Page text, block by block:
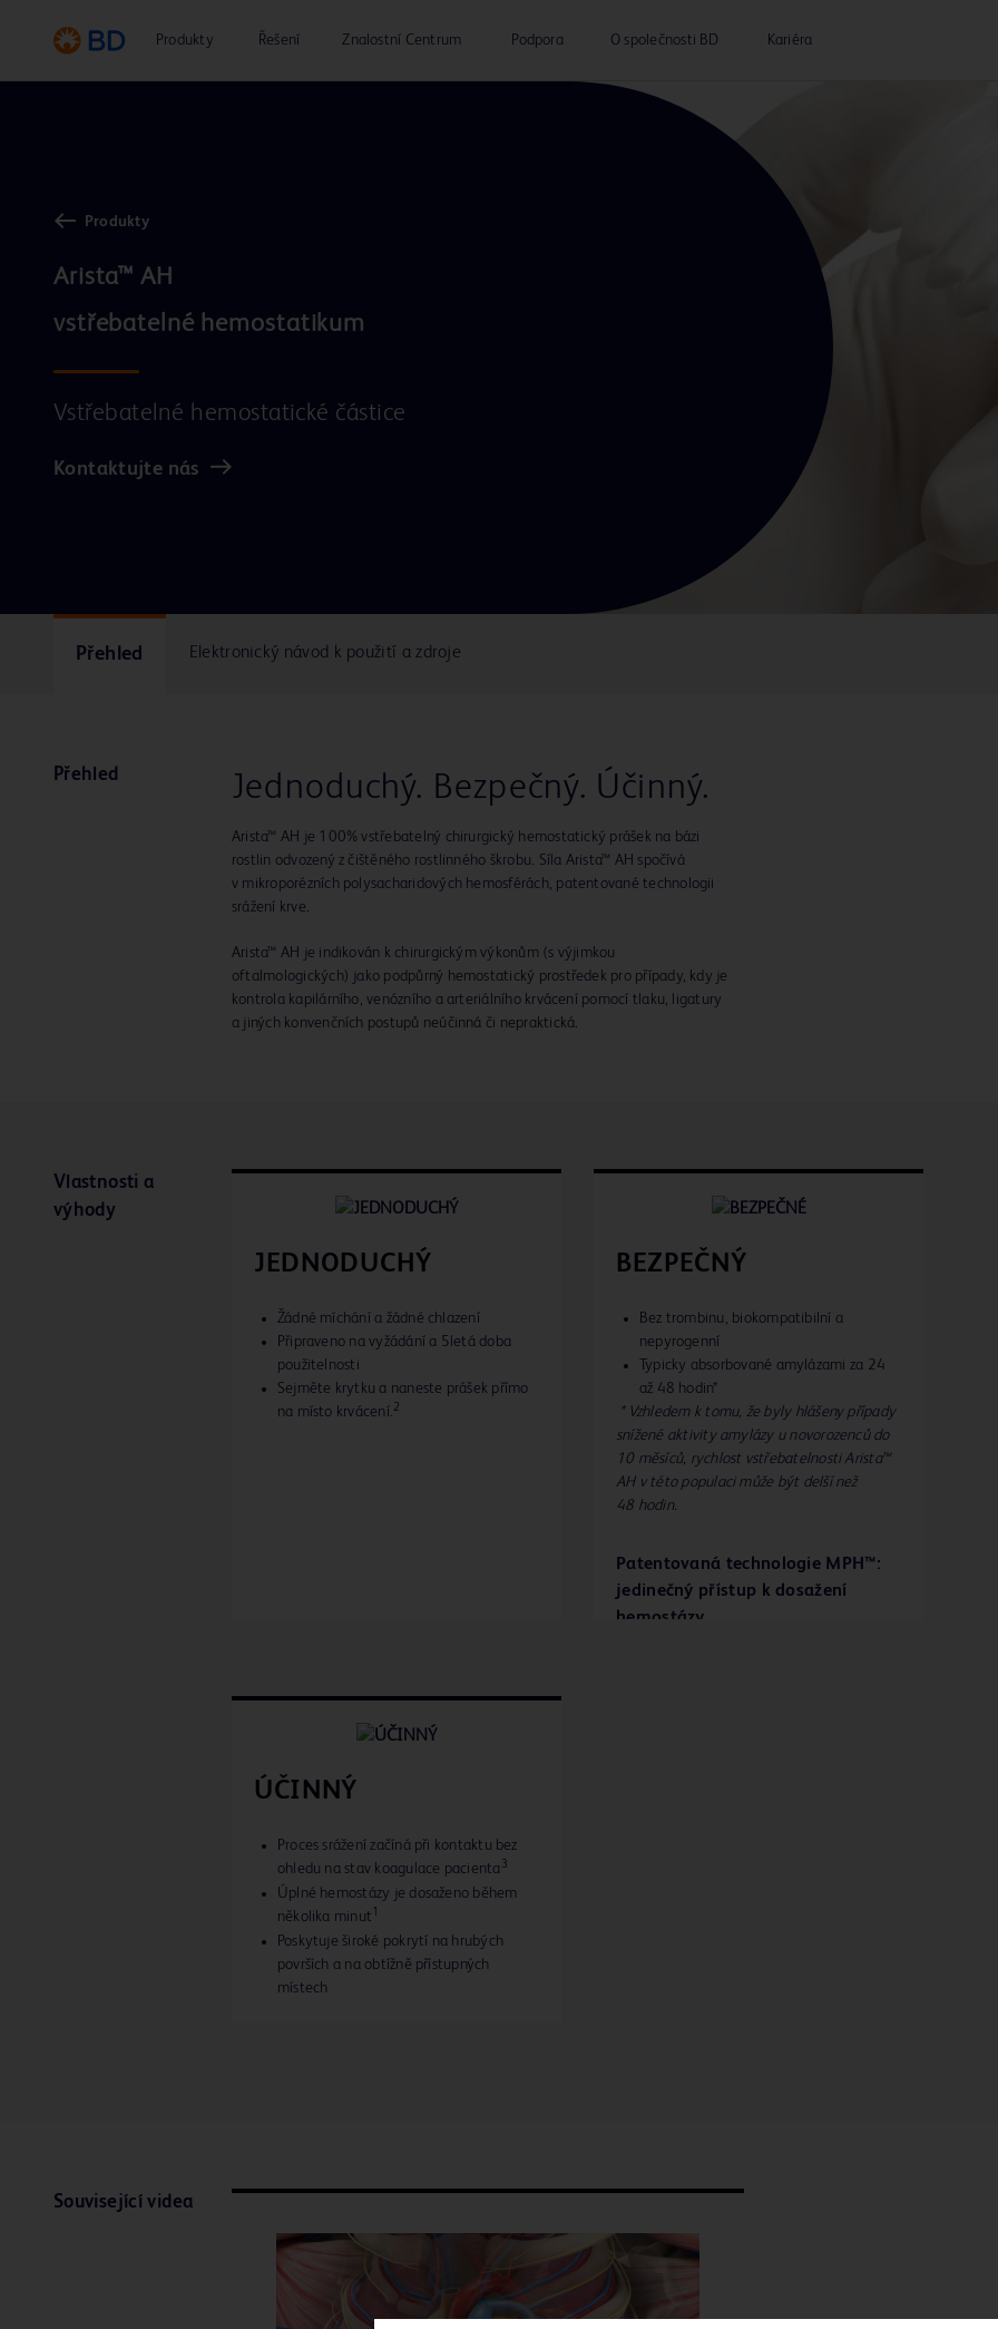
Produkty Řešení Znalostní Centrum Podpora O společnosti BD Kariéra
Produkty
Arista™ AH
Vstřebatelné hemostatické částice
Kontaktujte nás
Přehled Elektronický návod k použití a zdroje
Přehled Jednoduchý. Bezpečný. Účinný.
Arista™ AH je 100% vstřebatelný chirurgický hemostatický prášek na bázi
rostlin odvozený z čištěného rostlinného škrobu. Síla Arista™ AH spočívá
v mikroporézních polysacharidových hemosférách, patentované technologii
srážení krve.
Arista™ AH je indikován k chirurgickým výkonům (s výjimkou
oftalmologických) jako podpůrný hemostatický prostředek pro případy, kdy je
kontrola kapilárního, venózního a arteriálního krvácení pomocí tlaku, ligatury
a jiných konvenčních postupů neúčinná či nepraktická.
Vlastnosti a
výhody
JEDNODUCHÝ
Žádné míchání a žádné chlazení
Připraveno na vyžádání a 5letá doba
použitelnosti
Sejměte krytku a naneste prášek přímo
na místo krvácení. 2
BEZPEČNÝ
Bez trombinu, biokompatibilní a
nepyrogenní
Typicky absorbované amylázami za 24
až 48 hodin*
* Vzhledem k tomu, že byly hlášeny případy
snížené aktivity amylázy u novorozenců do
10 měsíců, rychlost vstřebatelnosti Arista™
AH v této populaci může být delší než
48 hodin.
Patentovaná technologie MPH™:
jedinečný přístup k dosažení
hemostázy
ÚČINNÝ
Proces srážení začíná při kontaktu bez
ohledu na stav koagulace pacienta 3
Úplné hemostázy je dosaženo během
několika minut 1
Poskytuje široké pokrytí na hrubých
površích a na obtížně přístupných
místech
Související videa